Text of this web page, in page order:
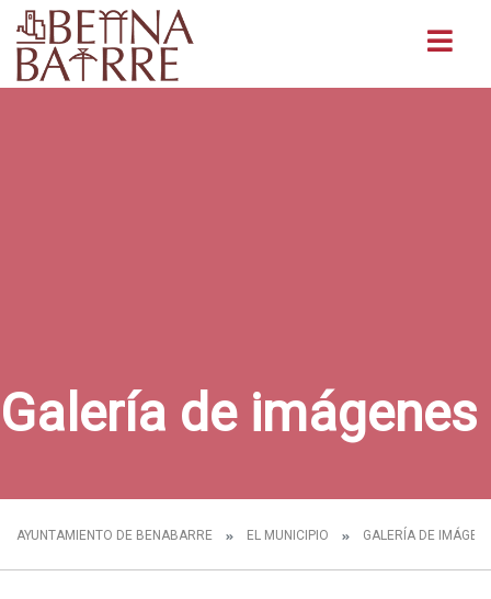
Galería de imágenes
AYUNTAMIENTO DE BENABARRE EL MUNICIPIO GALERÍA DE